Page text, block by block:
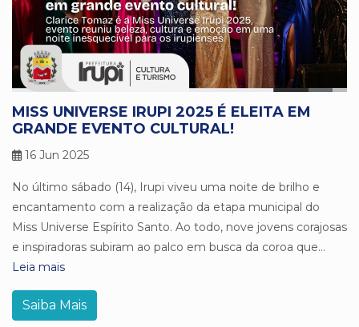
MISS UNIVERSE IRUPI 2025 É ELEITA EM
GRANDE EVENTO CULTURAL!
16 Jun 2025
No último sábado (14), Irupi viveu uma noite de brilho e
encantamento com a realização da etapa municipal do
Miss Universe Espírito Santo. Ao todo, nove jovens corajosas
e inspiradoras subiram ao palco em busca da coroa que...
Leia mais
Saiba Mais